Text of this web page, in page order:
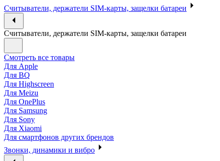
Считыватели, держатели SIM-карты, защелки батареи
Считыватели, держатели SIM-карты, защелки батареи
Смотреть все товары
Для Apple
Для BQ
Для Highscreen
Для Meizu
Для OnePlus
Для Samsung
Для Sony
Для Xiaomi
Для смартфонов других брендов
Звонки, динамики и вибро